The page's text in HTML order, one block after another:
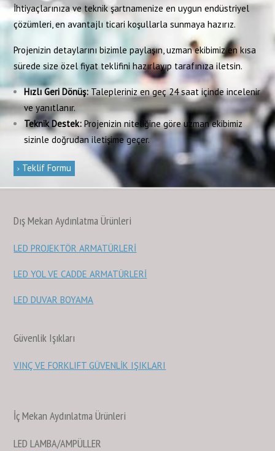
İhtiyaçlarınıza ve teknik şartnamenize en uygun endüstriyel
çözümleri, en avantajlı ticari koşullarla sunmaya hazırız.
Projenizin detaylarını bizimle paylaşın, uzman ekibimiz en kısa
sürede size özel fiyat teklifini hazırlayıp tarafınıza iletsin.
Hızlı Geri Dönüş: Talepleriniz en geç 24 saat içinde incelenir
ve yanıtlanır.
Teknik Destek: Projenizin niteliğine göre uzman ekibimiz
sizinle doğrudan iletişime geçer.
Teklif Formu
Dış Mekan Aydınlatma Ürünleri
LED PROJEKTÖR ARMATÜRLERİ
LED YOL VE CADDE ARMATÜRLERİ
LED DUVAR BOYAMA
Güvenlik Işıkları
VINÇ VE FORKLIFT GÜVENLİK IŞIKLARI
İç Mekan Aydınlatma Ürünleri
LED LAMBA/AMPÜLLER